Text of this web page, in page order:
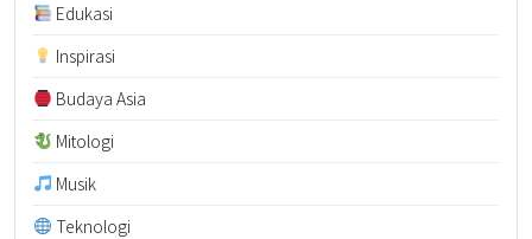
Edukasi
Inspirasi
Budaya Asia
Mitologi
Musik
Teknologi